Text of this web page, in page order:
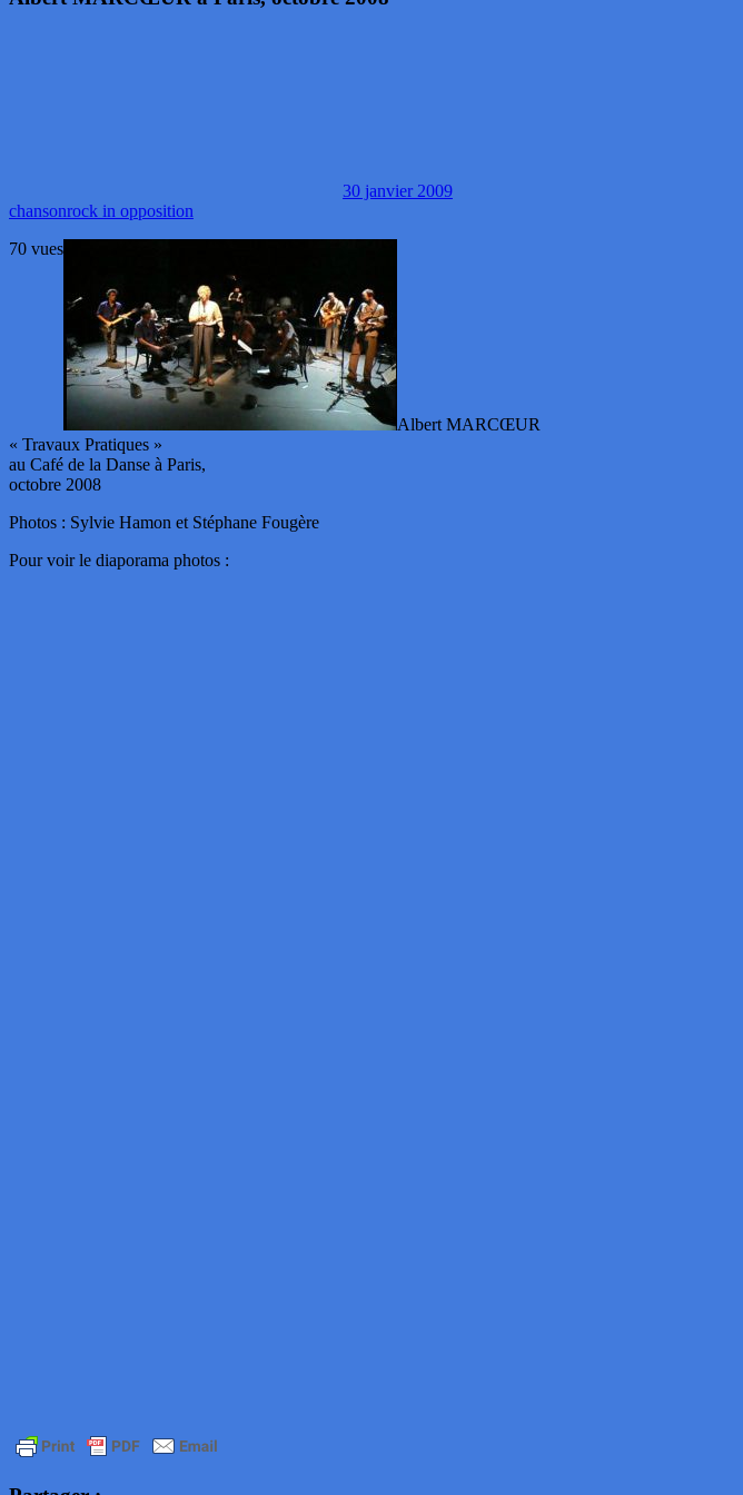
30 janvier 2009
chansonrock in opposition
70 vues
Albert MARCŒUR
« Travaux Pratiques »
au Café de la Danse à Paris,
octobre 2008
Photos : Sylvie Hamon et Stéphane Fougère
Pour voir le diaporama photos :